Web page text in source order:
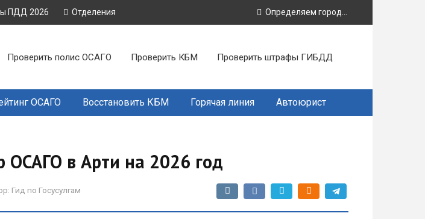
ПДД 2026 Отделения Определяем город...
Проверить полис ОСАГО Проверить КБМ Проверить штрафы ГИБДД
ОСАГО Восстановить КБМ Горячая линия Автоюрист
ОСАГО в Арти на 2026 год
Гид по Госусулгам